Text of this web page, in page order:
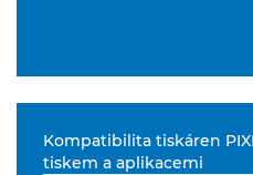
Kompatibilita tiskáren
tiskem a aplikacemi